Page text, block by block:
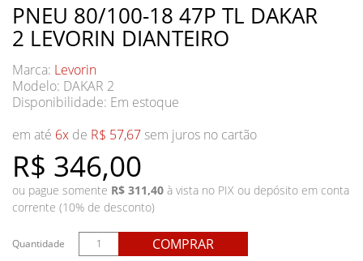
PNEU 80/100-18 47P TL DAKAR
2 LEVORIN DIANTEIRO
Marca: Levorin
Modelo: DAKAR 2
Disponibilidade: Em estoque
R$ 346,00
em até 6x de R$ 57,67 sem juros no cartão
ou pague somente R$ 311,40 à vista no PIX ou depósito em conta
corrente (10% de desconto)
Quantidade COMPRAR